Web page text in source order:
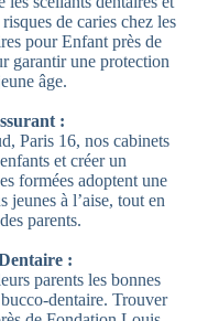
de caries chez les
pour Enfant près de
garantir une protection
âge.
:
Paris 16, nos cabinets
et créer un
formées adoptent une
jeunes à l’aise, tout en
parents.
:
parents les bonnes
dentaire. Trouver